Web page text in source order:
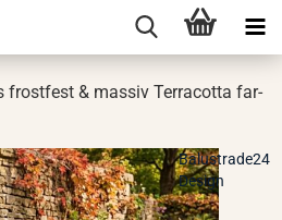
frost­fest & mas­siv Ter­ra­cot­ta far­
Balustrade24
Design